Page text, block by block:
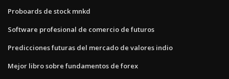
Proboards de stock mnkd
Software profesional de comercio de futuros
Predicciones futuras del mercado de valores indio
Mejor libro sobre fundamentos de forex